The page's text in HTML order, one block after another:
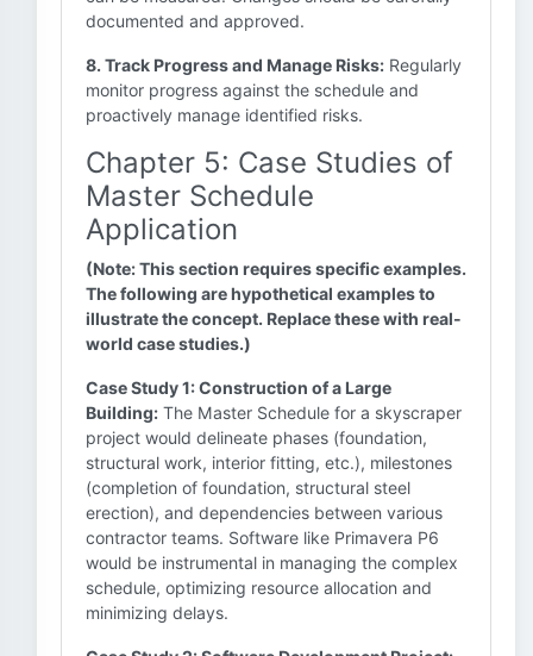
documented and approved.
8. Track Progress and Manage Risks: Regularly
monitor progress against the schedule and
proactively manage identified risks.
Chapter 5: Case Studies of
Master Schedule
Application
(Note: This section requires specific examples.
The following are hypothetical examples to
illustrate the concept. Replace these with real-
world case studies.)
Case Study 1: Construction of a Large
Building: The Master Schedule for a skyscraper
project would delineate phases (foundation,
structural work, interior fitting, etc.), milestones
(completion of foundation, structural steel
erection), and dependencies between various
contractor teams. Software like Primavera P6
would be instrumental in managing the complex
schedule, optimizing resource allocation and
minimizing delays.